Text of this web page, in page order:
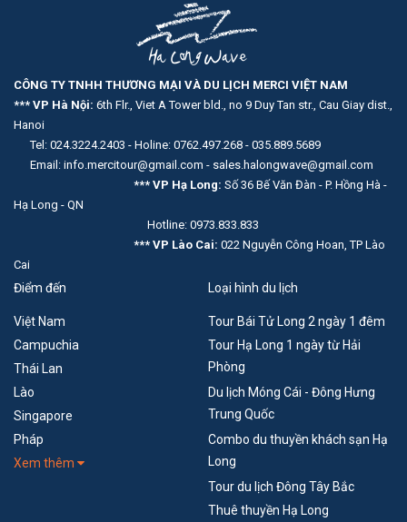
CÔNG TY TNHH THƯƠNG MẠI VÀ DU LỊCH MERCI VIỆT NAM
*** VP Hà Nội: 6th Flr., Viet A Tower bld., no 9 Duy Tan str., Cau Giay dist.,
Hanoi
Tel: 024.3224.2403 - Holine: 0762.497.268 - 035.889.5689
Email: info.mercitour@gmail.com - sales.halongwave@gmail.com
*** VP Hạ Long: Số 36 Bế Văn Đàn - P. Hồng Hà -
Hạ Long - QN
Hotline: 0973.833.833
*** VP Lào Cai: 022 Nguyễn Công Hoan, TP Lào
Cai
Điểm đến
Việt Nam
Campuchia
Thái Lan
Lào
Singapore
Pháp
Xem thêm
Loại hình du lịch
Tour Bái Tử Long 2 ngày 1 đêm
Tour Hạ Long 1 ngày từ Hải
Phòng
Du lịch Móng Cái - Đông Hưng
Trung Quốc
Combo du thuyền khách sạn Hạ
Long
Tour du lịch Đông Tây Bắc
Thuê thuyền Hạ Long